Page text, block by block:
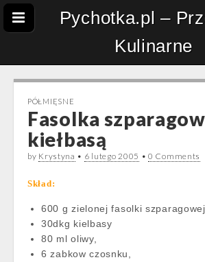
Pychotka.pl –
Kulinarne
PÓŁMIĘSNE
Fasolka
kiełbasą
by Krystyna • 6 lutego 2005 •0 Comments
Skład:
600 g zielonej fasolki szparagowej,
30dkg kielbasy
80 ml oliwy,
6 zabkow czosnku,